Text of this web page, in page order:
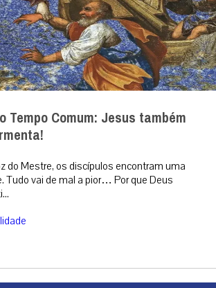
Tempo Comum: Jesus também
do Mestre, os discípulos encontram uma
Tudo vai de mal a pior… Por que Deus